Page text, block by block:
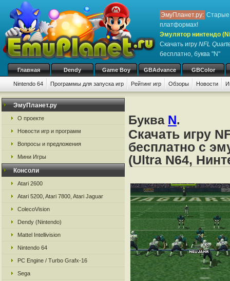
ЭмуПланет.ру: Старые
платформах!
Эмулятор нинтендо
Скачать игру NFL
бесплатно, буква "N"
Главная Dendy Game Boy GBAdvance GBColor
Nintendo 64 Программы для запуска игр Рейтинг игр Обзоры Новости
ЭмуПланет.ру
О проекте
Новости игр и программ
Вопросы и предложения
Мини Игры
Консоли
Atari 2600
Atari 5200, Atari 7800, Atari Jaguar
ColecoVision
Dendy (Nintendo)
Mattel Intellivision
Nintendo 64
PC Engine / Turbo Grafx-16
Sega
Буква N.
Скачать игру
бесплатно с
(Ultra N64,